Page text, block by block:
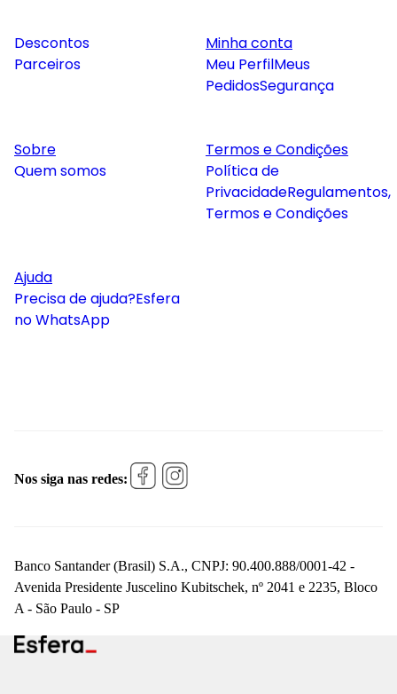
Descontos
Parceiros
Minha conta
Meu PerfilMeus
PedidosSegurança
Sobre
Quem somos
Termos e Condições
Política de
PrivacidadeRegulamentos,
Termos e Condições
Ajuda
Precisa de ajuda?Esfera
no WhatsApp
Nos siga nas redes:
Banco Santander (Brasil) S.A., CNPJ: 90.400.888/0001-42 -
Avenida Presidente Juscelino Kubitschek, nº 2041 e 2235, Bloco
A - São Paulo - SP